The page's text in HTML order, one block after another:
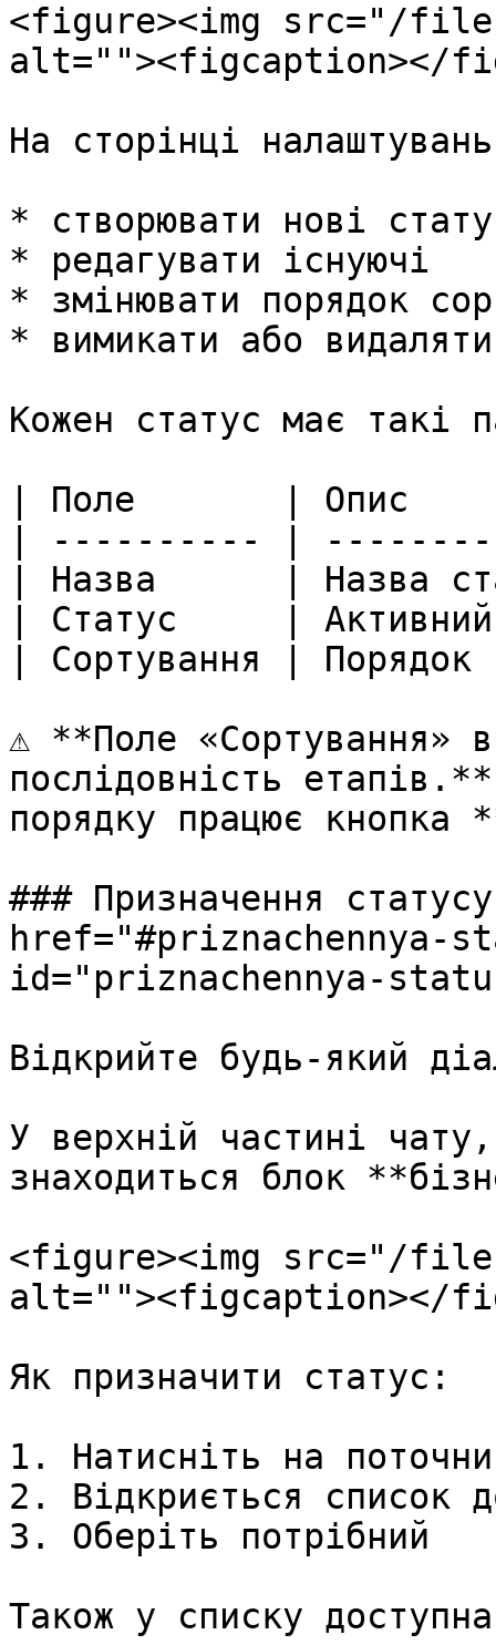
<figure><img src="/files/
alt=""><figcaption></
На сторінці
* створювати нові
* редагувати існуючі
* змінювати порядок
* вимикати або
Кожен статус має такі
| Поле       |
| ---------- |
| Назва      | Назва
| Статус     |
| Сортування |
⚠️ **Поле «Сортування»
послідовність
порядку працює
### Призначення
href="#priznachennya-
id="priznachennya-
Відкрийте будь-який
У верхній частині
знаходиться блок
<figure><img src="/files/
alt=""><figcaption></
Як призначити статус:
1. Натисніть на
2. Відкриється список
3. Оберіть потрібний
Також у списку